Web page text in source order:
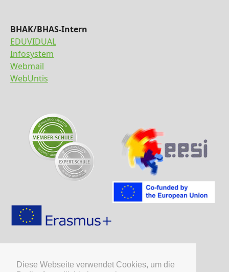
Diese Webseite verwendet Cookies, um die
BHAK/BHAS-Intern
EDUVIDUAL
Infosystem
Webmail
WebUntis